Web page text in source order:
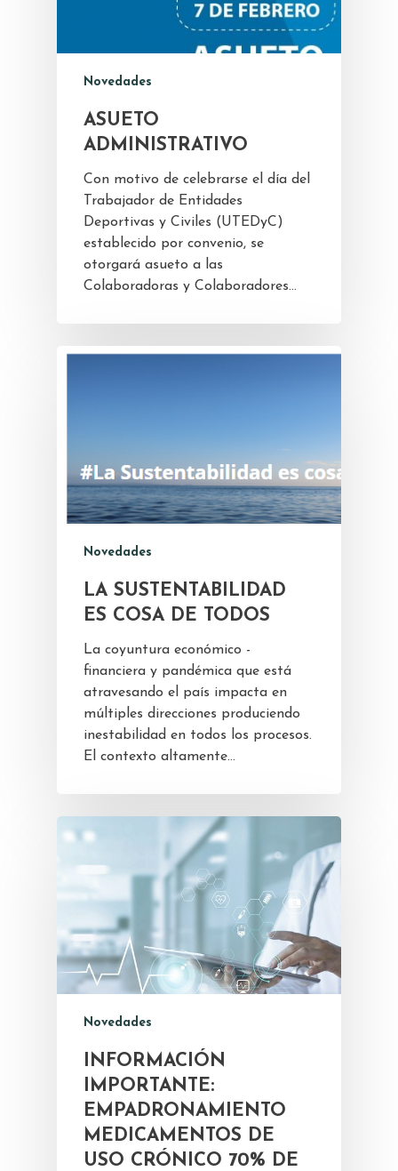
Novedades
ASUETO
ADMINISTRATIVO
Con motivo de celebrarse el día del
Trabajador de Entidades
Deportivas y Civiles (UTEDyC)
establecido por convenio, se
otorgará asueto a las
Colaboradoras y Colaboradores…
Novedades
LA SUSTENTABILIDAD
ES COSA DE TODOS
La coyuntura económico -
financiera y pandémica que está
atravesando el país impacta en
múltiples direcciones produciendo
inestabilidad en todos los procesos.
El contexto altamente…
Novedades
INFORMACIÓN
IMPORTANTE:
EMPADRONAMIENTO
MEDICAMENTOS DE
USO CRÓNICO 70% DE